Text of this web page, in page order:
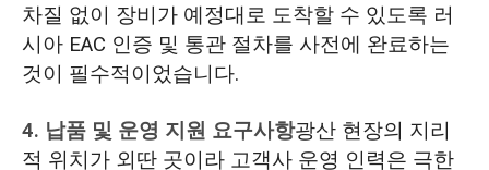
차질 없이 장비가 예정대로 도착할 수 있도록 러
시아 EAC 인증 및 통관 절차를 사전에 완료하는
것이 필수적이었습니다.
4. 납품 및 운영 지원 요구사항광산 현장의 지리
적 위치가 외딴 곳이라 고객사 운영 인력은 극한